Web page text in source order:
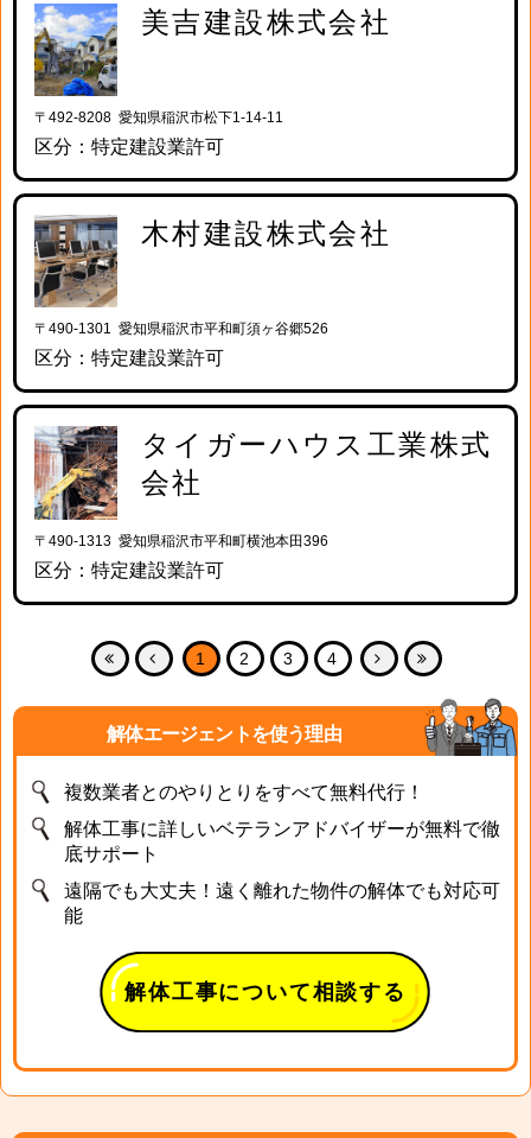
美吉建設株式会社
〒492-8208 愛知県稲沢市松下1-14-11
区分：特定建設業許可
木村建設株式会社
〒490-1301 愛知県稲沢市平和町須ヶ谷郷526
区分：特定建設業許可
タイガーハウス工業株式
会社
〒490-1313 愛知県稲沢市平和町横池本田396
区分：特定建設業許可
1 2 3 4
解体エージェントを使う理由
複数業者とのやりとりをすべて無料代行！
解体工事に詳しいベテランアドバイザーが無料で徹
底サポート
遠隔でも大丈夫！遠く離れた物件の解体でも対応可
能
解体工事について相談する